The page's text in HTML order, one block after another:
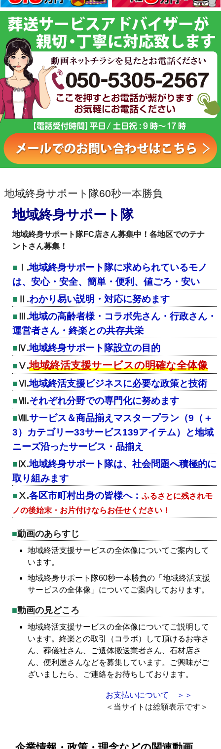
地域終身サポート隊60秒一本勝負
地域終身サポート隊
地域終身サポート隊FC店さん募集中！各地区でのテナ
ントさん募集！
Ⅰ.地域終身サポート隊に求められているモノ
は、安心・安全、簡単・便利、値ごろ・安い
Ⅱ.わかり易い説明・対応に努めます
Ⅲ.地域の高齢者様・コラボ先さん・行政さん・
運営者さん・終楽との共存共栄
Ⅳ.地域終身サポート隊設立の目的
Ⅴ.地域終活支援サービスの明確な全体像
Ⅵ.地域終活支援ビジネスに必要な政策と技術
Ⅶ.それぞれ分野での専門化に努めます
Ⅷ.サービス＆商品揃えマスタープラン（9（＋
3）カテゴリー33サービス139アイテム）と地域
ニーズ沿ったサービス・品揃え
Ⅸ.地域終身サポート隊は、社会問題へ積極的に
取り組みます
Ⅹ.各区市町村出身の皆様へ： ふるさとに残されモ
ノの後始末・お片付けならお任せください！
動画のあらすじ
地域終活支援サービスの全体像についてご案内して
います。
地域終身サポート隊60秒一本勝負の「地域終活支援
サービスの全体像」についてご案内しております。
動画の見どころ
地域終活支援サービスの全体像についてご説明して
います。終楽との取引（コラボ）して頂けるお寺さ
ん、葬儀社さん、ご遺体搬送業者さん、石材店さ
ん、便利屋さんなどを募集しています。ご興味がご
ざいましたら、ご連絡をお待ちしております。
お支払いについて ＞＞
＜当サイトは総額表示です＞